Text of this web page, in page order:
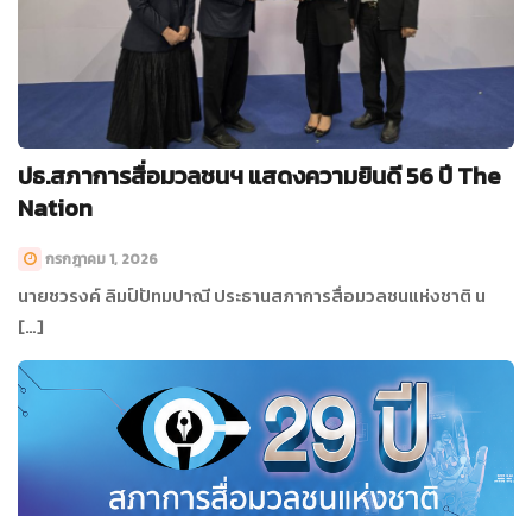
ปธ.สภาการสื่อมวลชนฯ แสดงความยินดี 56 ปี The
Nation
กรกฎาคม 1, 2026
นายชวรงค์ ลิมป์ปัทมปาณี ประธานสภาการสื่อมวลชนแห่งชาติ น
[…]